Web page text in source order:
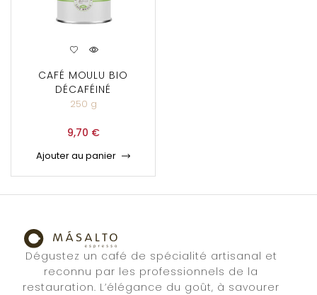
CAFÉ MOULU BIO
DÉCAFÉINÉ
250 g
9,70 €
Ajouter au panier
Dégustez un café de spécialité artisanal et
reconnu par les professionnels de la
restauration. L’élégance du goût, à savourer